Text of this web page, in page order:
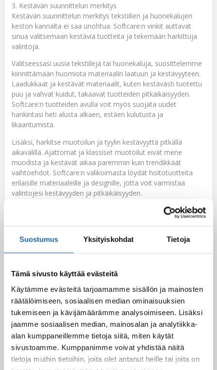
Suostumus Yksityiskohdat Tietoja
Tämä sivusto käyttää evästeitä
Käytämme evästeitä tarjoamamme sisällön ja mainosten
räätälöimiseen, sosiaalisen median ominaisuuksien
tukemiseen ja kävijämäärämme analysoimiseen. Lisäksi
jaamme sosiaalisen median, mainosalan ja analytiikka-
alan kumppaneillemme tietoja siitä, miten käytät
sivustoamme. Kumppanimme voivat yhdistää näitä
tietoja muihin tietoihin, joita olet antanut heille tai joita on
3. Kestävän suunnittelun merkitys
Kestävän suunnittelun merkitys tekstiilien ja huonekalujen
keston kannalta ei saa unohtua. Softcare:n vinkit auttavat
sinua valitsemaan kestäviä tuotteita ja tekemään harkittuja
valintoja.
Valitseessasi uusia tekstiilejä tai huonekaluja, suosittelemme
kiinnittämään huomiota materiaalin laatuun ja kestävyyteen.
Laadukkaat ja kestävät materiaalit, kuten kestävästi tuotettu
puu ja vahvat kuidut, takaavat tuotteiden pitkäikäisyyden.
Softcare:n tuotteiden avulla voit myös suojata uudet
hankintasi heti alusta alkaen, estäen kulutusta ja
likaantumista.
Lisäksi, harkitse muotoilun ja tyylin kestävyyttä pitkällä
aikavälillä. Ajattomat ja klassiset muotoilut eivät mene
muodista ja kestävät aikaa paremmin kuin trendikkäät
vaihtoehdot. Softcare:n valikoimasta löydät hoitotuotteita
erilaisille materiaaleille ja designille, jotta voit varmistaa
valintojesi kestävyyden ja pitkäikäisyyden.
Softcare:n vinkit auttavat sinua pitämään tekstiilisi ja
puhdistusta ja hoitoa sekä tekemällä kestäviä valintoja
kestävän suunnittelun näkökulmasta, voit varmistaa tekstiilien
vielä vuosienkin päästä.
Facebook Pinterest
LinkedIn